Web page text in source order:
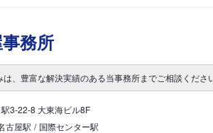
務所
、豊富な解決実績のある当事務所までご相談ください
3-22-8 大東海ビル8F
古屋駅
国際センター駅